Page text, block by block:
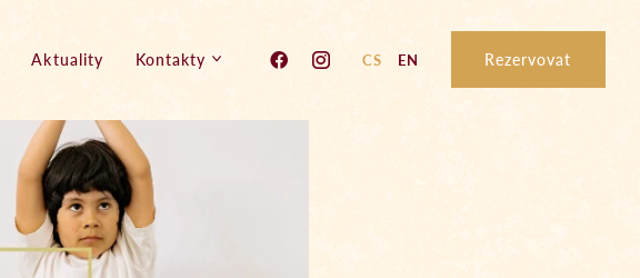
Aktuality Kontakty CS EN Rezervovat